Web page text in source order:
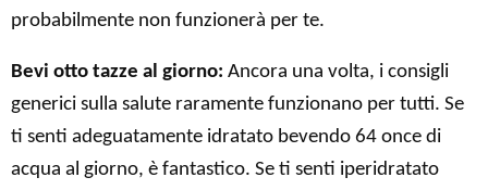
probabilmente non funzionerà per te.
Bevi otto tazze al giorno: Ancora una volta, i consigli
generici sulla salute raramente funzionano per tutti. Se
ti senti adeguatamente idratato bevendo 64 once di
acqua al giorno, è fantastico. Se ti senti iperidratato